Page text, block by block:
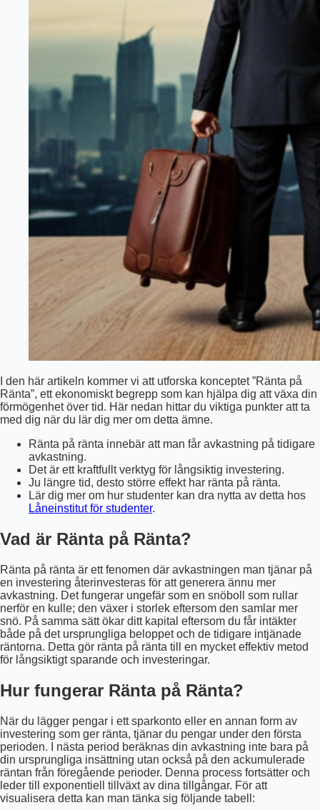
I den här artikeln kommer vi att utforska konceptet ”Ränta på
Ränta”, ett ekonomiskt begrepp som kan hjälpa dig att växa din
förmögenhet över tid. Här nedan hittar du viktiga punkter att ta
med dig när du lär dig mer om detta ämne.
Ränta på ränta innebär att man får avkastning på tidigare
avkastning.
Det är ett kraftfullt verktyg för långsiktig investering.
Ju längre tid, desto större effekt har ränta på ränta.
Lär dig mer om hur studenter kan dra nytta av detta hos
Låneinstitut för studenter.
Vad är Ränta på Ränta?
Ränta på ränta är ett fenomen där avkastningen man tjänar på
en investering återinvesteras för att generera ännu mer
avkastning. Det fungerar ungefär som en snöboll som rullar
nerför en kulle; den växer i storlek eftersom den samlar mer
snö. På samma sätt ökar ditt kapital eftersom du får intäkter
både på det ursprungliga beloppet och de tidigare intjänade
räntorna. Detta gör ränta på ränta till en mycket effektiv metod
för långsiktigt sparande och investeringar.
Hur fungerar Ränta på Ränta?
När du lägger pengar i ett sparkonto eller en annan form av
investering som ger ränta, tjänar du pengar under den första
perioden. I nästa period beräknas din avkastning inte bara på
din ursprungliga insättning utan också på den ackumulerade
räntan från föregående perioder. Denna process fortsätter och
leder till exponentiell tillväxt av dina tillgångar. För att
visualisera detta kan man tänka sig följande tabell: